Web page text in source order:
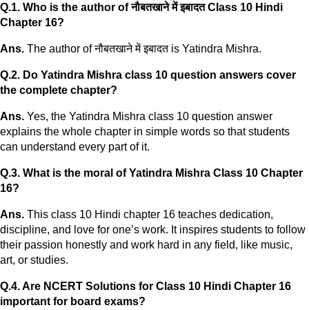
Q.1. Who is the author of नौबतखाने में इबादत Class 10 Hindi
Chapter 16?
Ans. The author of नौबतखाने में इबादत is Yatindra Mishra.
Q.2. Do Yatindra Mishra class 10 question answers cover
the complete chapter?
Ans. Yes, the Yatindra Mishra class 10 question answer
explains the whole chapter in simple words so that students
can understand every part of it.
Q.3. What is the moral of Yatindra Mishra Class 10 Chapter
16?
Ans. This class 10 Hindi chapter 16 teaches dedication,
discipline, and love for one’s work. It inspires students to follow
their passion honestly and work hard in any field, like music,
art, or studies.
Q.4. Are NCERT Solutions for Class 10 Hindi Chapter 16
important for board exams?